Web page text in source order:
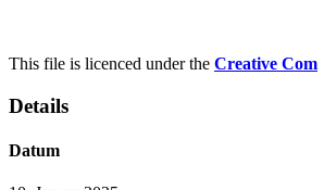
This file is licenced under the Creative Com
Details
Datum